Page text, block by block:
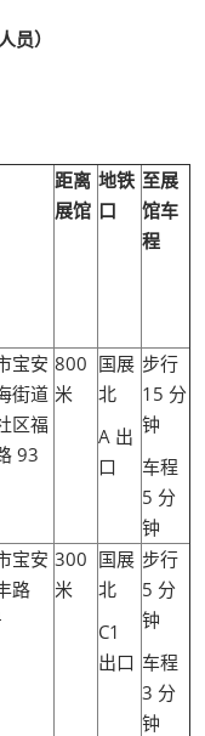
员）
距离
展馆
地铁
口
至展
馆车
程
宝安
街道
区福
93
800
米
国展
北
A 出
口
步行
15 分
钟
车程
5 分
钟
宝安
路
300
米
国展
北
C1
出口
步行
5 分
钟
车程
3 分
钟